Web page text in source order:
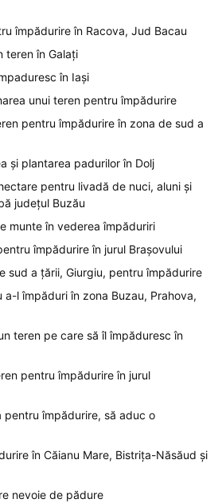
împădurire în Racova, Jud Bacau
teren în Galați
în Iași
unui teren pentru împădurire
pentru împădurire în zona de sud a
și plantarea padurilor în Dolj
pentru livadă de nuci, aluni și
județul Buzău
munte în vederea împăduriri
împădurire în jurul Brașovului
sud a țării, Giurgiu, pentru împădurire
l împăduri în zona Buzau, Prahova,
teren pe care să îl împăduresc în
pentru împădurire în jurul
pentru împădurire, să aduc o
în Căianu Mare, Bistrița-Năsăud și
nevoie de pădure